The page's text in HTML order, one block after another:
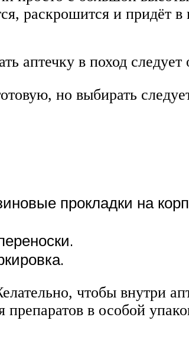
раскрошится и придёт в
аптечку в поход
но выбирать
прокладки на
чтобы внутри
в особой